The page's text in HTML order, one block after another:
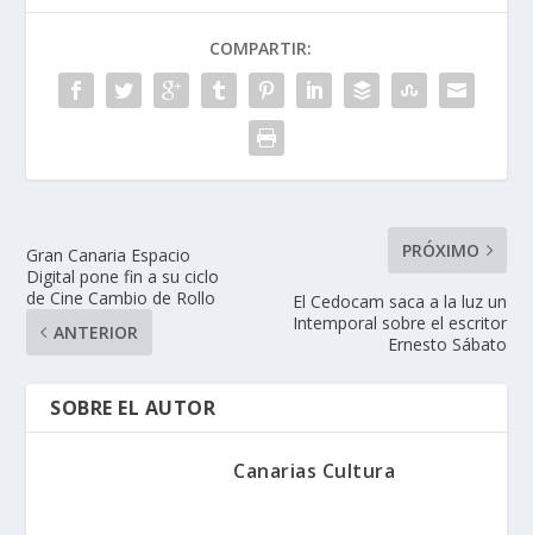
COMPARTIR:
Gran Canaria Espacio
Digital pone fin a su ciclo
de Cine Cambio de Rollo
ANTERIOR
PRÓXIMO
El Cedocam saca a la luz un
Intemporal sobre el escritor
Ernesto Sábato
SOBRE EL AUTOR
Canarias Cultura